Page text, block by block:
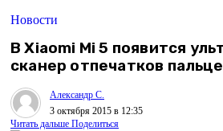
Новости
В Xiaomi Mi 5 появится
сканер отпечатков
Александр С.
3 октября 2015 в 12:35
Читать дальше Поделиться